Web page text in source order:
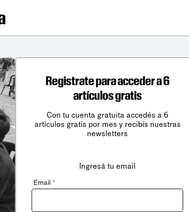
Registrate para acceder a 6
artículos gratis
Con tu cuenta gratuita accedés a 6
artículos gratis por mes y recibís nuestras
newsletters
Ingresá tu email
Email *